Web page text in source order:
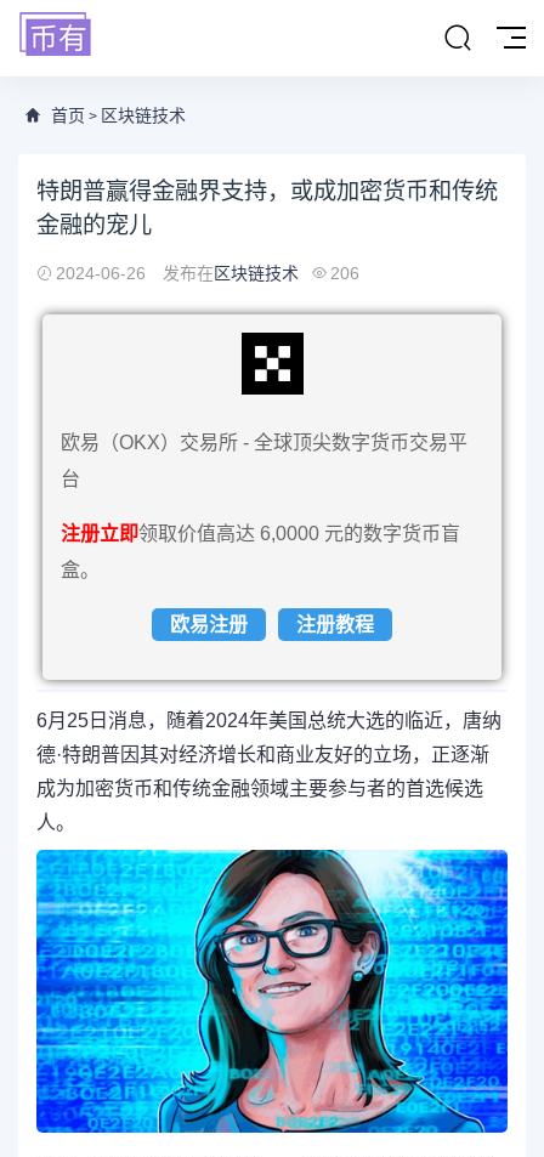
首页 > 区块链技术
特朗普赢得金融界支持，或成加密货币和传统
金融的宠儿
2024-06-26 发布在区块链技术 206
欧易（OKX）交易所 - 全球顶尖数字货币交易平
台
注册立即领取价值高达 6,0000 元的数字货币盲
盒。
欧易注册 注册教程
6月25日消息，随着2024年美国总统大选的临近，唐纳
德·特朗普因其对经济增长和商业友好的立场，正逐渐
成为加密货币和传统金融领域主要参与者的首选候选
人。